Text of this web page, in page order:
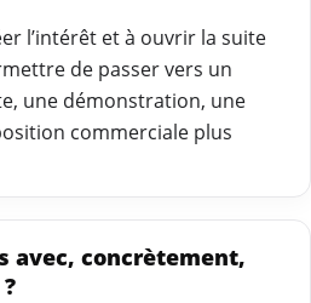
l’intérêt et à ouvrir la suite
de passer vers un
une démonstration, une
commerciale plus
avec, concrètement,